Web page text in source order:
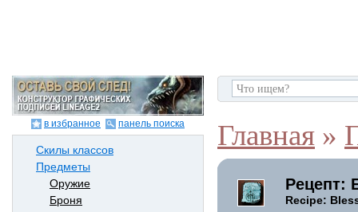
в избранное панель поиска
Скилы классов
Предметы
Оружие
Броня
Главная »
Рецепт:
Recipe: